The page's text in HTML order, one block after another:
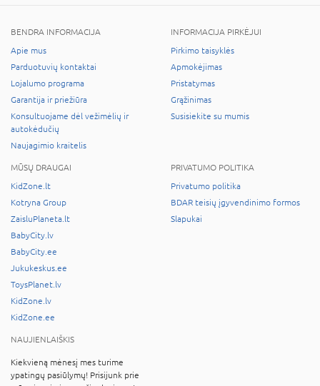
BENDRA INFORMACIJA
Apie mus
Parduotuvių kontaktai
Lojalumo programa
Garantija ir priežiūra
Konsultuojame dėl vežimėlių ir
autokėdučių
Naujagimio kraitelis
INFORMACIJA PIRKĖJUI
Pirkimo taisyklės
Apmokėjimas
Pristatymas
Grąžinimas
Susisiekite su mumis
MŪSŲ DRAUGAI
KidZone.lt
Kotryna Group
ZaisluPlaneta.lt
BabyCity.lv
BabyCity.ee
Jukukeskus.ee
ToysPlanet.lv
KidZone.lv
KidZone.ee
PRIVATUMO POLITIKA
Privatumo politika
BDAR teisių įgyvendinimo formos
Slapukai
NAUJIENLAIŠKIS
Kiekvieną mėnesį mes turime
ypatingų pasiūlymų! Prisijunk prie